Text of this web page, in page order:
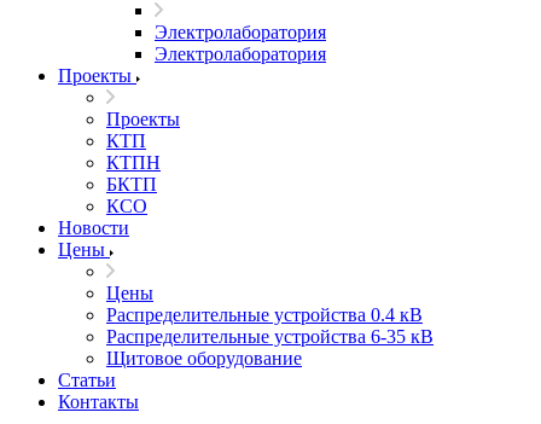
Электролаборатория
Электролаборатория
Проекты
Проекты
КТП
КТПН
БКТП
КСО
Новости
Цены
Цены
Распределительные устройства 0.4 кВ
Распределительные устройства 6-35 кВ
Щитовое оборудование
Статьи
Контакты